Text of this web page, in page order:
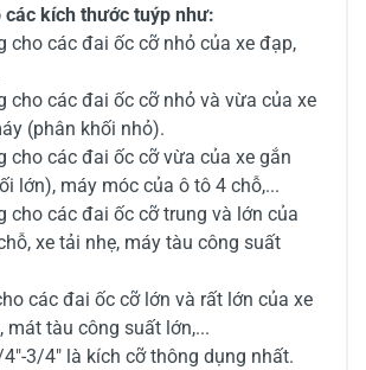
các kích thước tuýp như:
cho các đai ốc cỡ nhỏ của xe đạp,
cho các đai ốc cỡ nhỏ và vừa của xe
(phân khối nhỏ).
cho các đai ốc cỡ vừa của xe gắn
lớn), máy móc của ô tô 4 chỗ,...
cho các đai ốc cỡ trung và lớn của
xe tải nhẹ, máy tàu công suất
các đai ốc cỡ lớn và rất lớn của xe
mát tàu công suất lớn,...
3/4" là kích cỡ thông dụng nhất.